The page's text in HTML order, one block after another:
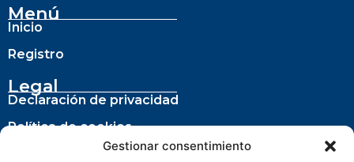
Gestionar consentimiento
Menú
Inicio
Registro
Legal
Declaración de privacidad
Política de cookies